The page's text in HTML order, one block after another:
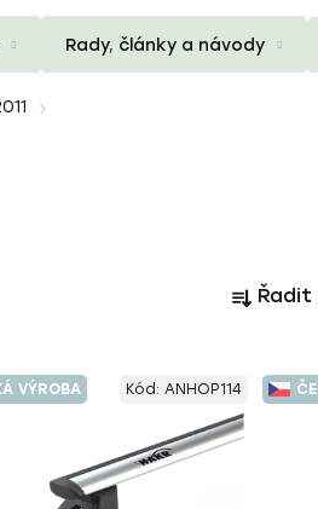
Rady, články a návody
a
n
í
Řadit
VÝROBA Kód: ANHOP114